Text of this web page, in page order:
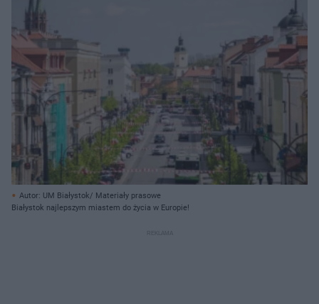
Autor: UM Białystok/ Materiały prasowe
Białystok najlepszym miastem do życia w Europie!